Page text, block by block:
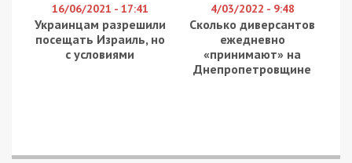
16/06/2021 - 17:41
Украинцам разрешили
посещать Израиль, но
с условиями
4/03/2022 - 9:48
Сколько диверсантов
ежедневно
«принимают» на
Днепропетровщине